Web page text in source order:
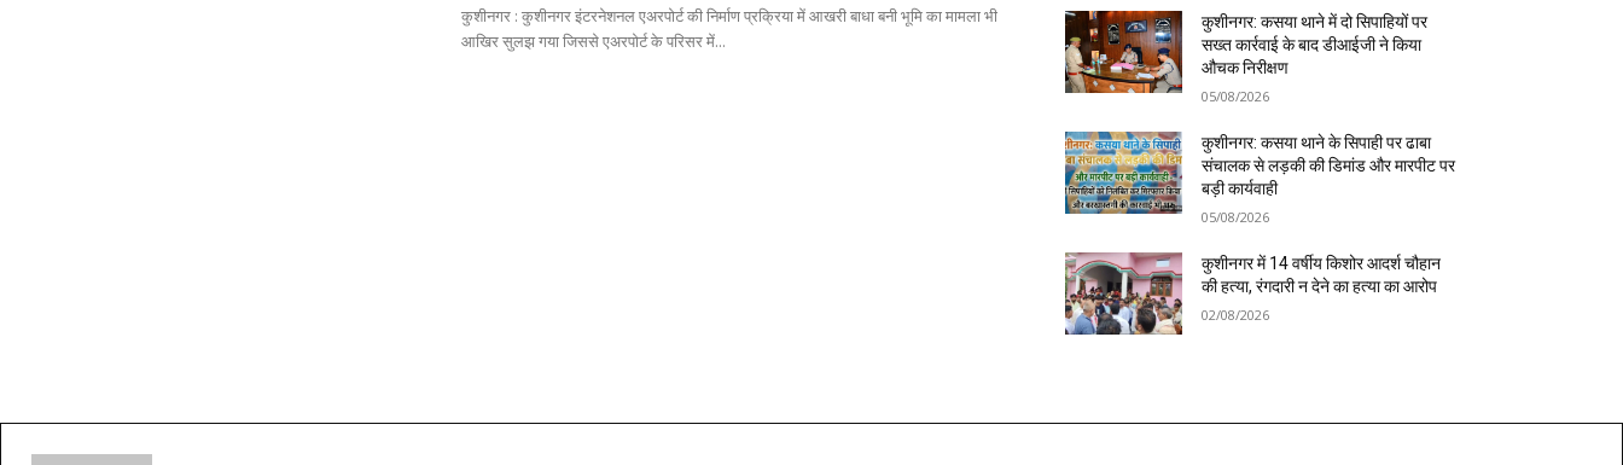
कुशीनगर : कुशीनगर इंटरनेशनल एअरपोर्ट की निर्माण प्रक्रिया में आखरी बाधा बनी भूमि का मामला भी
आखिर सुलझ गया जिससे एअरपोर्ट के परिसर में...
कुशीनगर: कसया थाने में दो सिपाहियों पर
सख्त कार्रवाई के बाद डीआईजी ने किया
औचक निरीक्षण
05/08/2026
कुशीनगर: कसया थाने के सिपाही पर ढाबा
संचालक से लड़की की डिमांड और मारपीट पर
बड़ी कार्यवाही
05/08/2026
कुशीनगर में 14 वर्षीय किशोर आदर्श चौहान
की हत्या, रंगदारी न देने का हत्या का आरोप
02/08/2026